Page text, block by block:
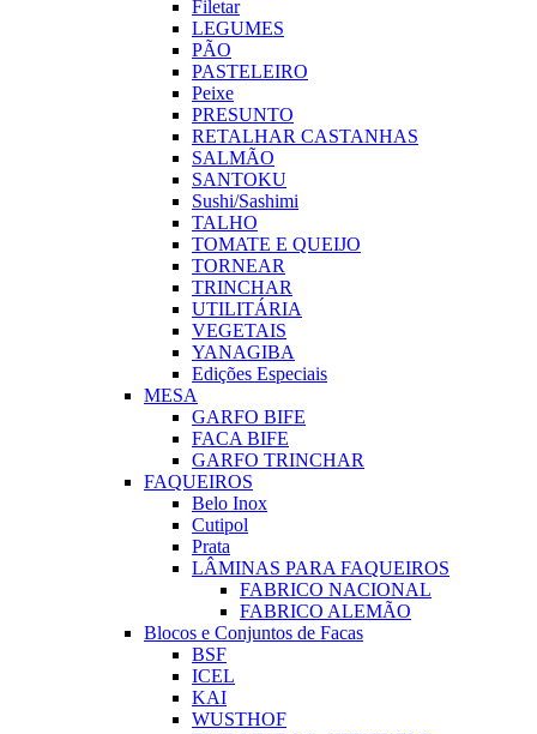
Filetar
LEGUMES
PÃO
PASTELEIRO
Peixe
PRESUNTO
RETALHAR CASTANHAS
SALMÃO
SANTOKU
Sushi/Sashimi
TALHO
TOMATE E QUEIJO
TORNEAR
TRINCHAR
UTILITÁRIA
VEGETAIS
YANAGIBA
Edições Especiais
MESA
GARFO BIFE
FACA BIFE
GARFO TRINCHAR
FAQUEIROS
Belo Inox
Cutipol
Prata
LÂMINAS PARA FAQUEIROS
FABRICO NACIONAL
FABRICO ALEMÃO
Blocos e Conjuntos de Facas
BSF
ICEL
KAI
WUSTHOF